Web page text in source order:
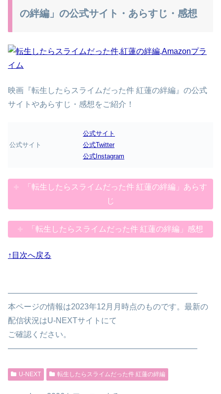
の絆編」の公式サイト・あらすじ・感想
映画『転生したらスライムだった件 紅蓮の絆編』の公式
サイトやあらすじ・感想をご紹介！
公式サイト
公式サイト
公式Twitter
公式Instagram
「転生したらスライムだった件 紅蓮の絆編」あらす
じ
「転生したらスライムだった件 紅蓮の絆編」感想
↑目次へ戻る
————————————————————————
本ページの情報は2023年12月月時点のものです。最新の
配信状況はU-NEXTサイトにて
ご確認ください。
————————————————————————
U-NEXT 転生したらスライムだった件 紅蓮の絆編